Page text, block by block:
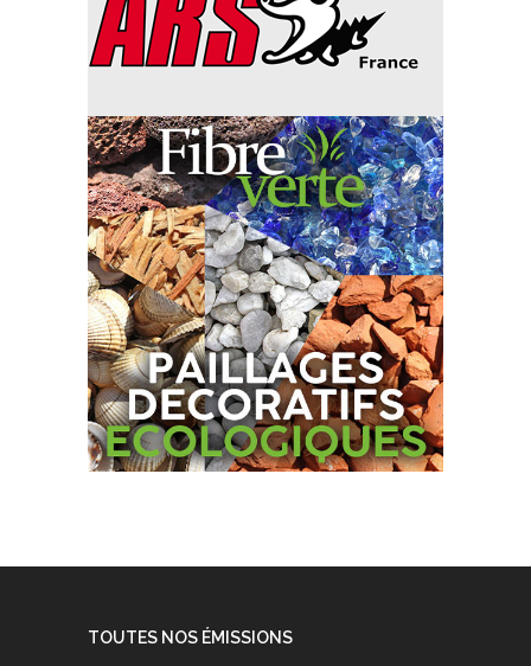
TOUTES NOS ÉMISSIONS